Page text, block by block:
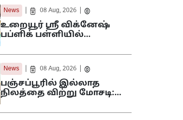
News 08 Aug, 2026
உறையூர் ஸ்ரீ விக்னேஷ்
பப்ளிக் பள்ளியில்…
News 08 Aug, 2026
பஞ்சப்பூரில் இல்லாத
நிலத்தை விற்று மோசடி:…